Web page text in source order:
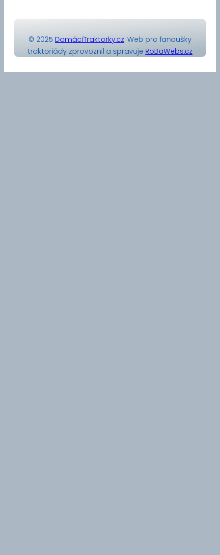
© 2025 DomácíTraktorky.cz. Web pro fanoušky
traktoriády zprovoznil a spravuje RoBaWebs.cz